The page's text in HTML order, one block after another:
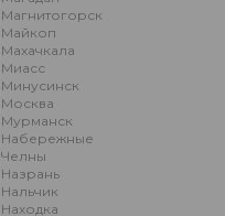
Магнитогорск
Майкоп
Махачкала
Миасс
Минусинск
Москва
Мурманск
Набережные
Челны
Назрань
Нальчик
Находка